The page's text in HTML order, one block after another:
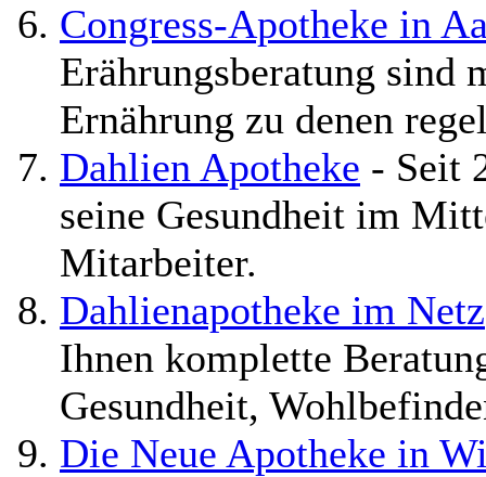
Congress-Apotheke in
Erährungsberatung sind
Ernährung zu denen
Dahlien Apotheke - Seit
seine Gesundheit im
Mitarbeiter.
Dahlienapotheke im Netz
Ihnen komplette
Gesundheit,
Die Neue Apotheke in